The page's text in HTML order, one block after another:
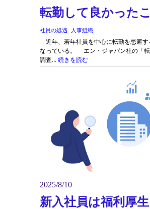
転勤して良かった
社員の処遇 人事組織
近年、若年社員を中心に転勤を忌避す
なっている。 エン・ジャパン社の「転
調査... 続きを読む
2025/8/10
新入社員は福利厚